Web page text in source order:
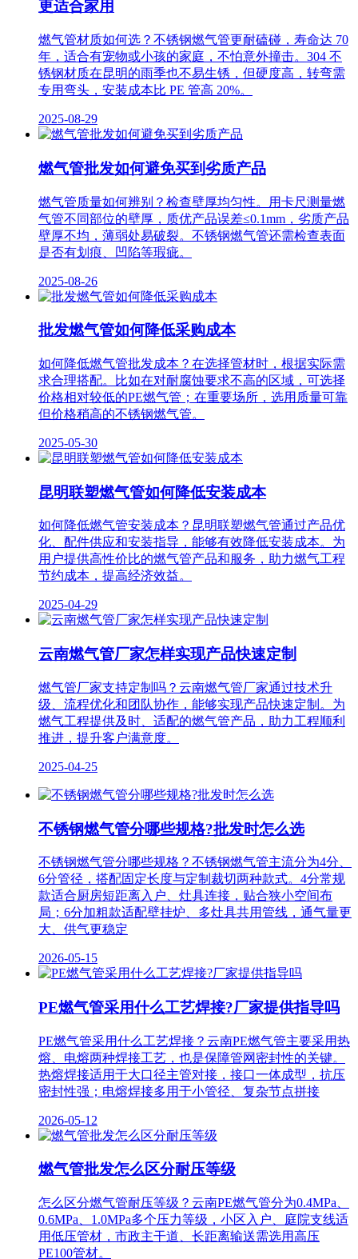
更适合家用
燃气管材质如何选？不锈钢燃气管更耐磕碰，寿命达 70
年，适合有宠物或小孩的家庭，不怕意外撞击。304 不
锈钢材质在昆明的雨季也不易生锈，但硬度高，转弯需
专用弯头，安装成本比 PE 管高 20%。
2025-08-29
燃气管批发如何避免买到劣质产品
燃气管质量如何辨别？检查壁厚均匀性。用卡尺测量燃
气管不同部位的壁厚，质优产品误差≤0.1mm，劣质产品
壁厚不均，薄弱处易破裂。不锈钢燃气管还需检查表面
是否有划痕、凹陷等瑕疵。
2025-08-26
批发燃气管如何降低采购成本
如何降低燃气管批发成本？在选择管材时，根据实际需
求合理搭配。比如在对耐腐蚀要求不高的区域，可选择
价格相对较低的PE燃气管；在重要场所，选用质量可靠
但价格稍高的不锈钢燃气管。
2025-05-30
昆明联塑燃气管如何降低安装成本
如何降低燃气管安装成本？昆明联塑燃气管通过产品优
化、配件供应和安装指导，能够有效降低安装成本。为
用户提供高性价比的燃气管产品和服务，助力燃气工程
节约成本，提高经济效益。
2025-04-29
云南燃气管厂家怎样实现产品快速定制
燃气管厂家支持定制吗？云南燃气管厂家通过技术升
级、流程优化和团队协作，能够实现产品快速定制。为
燃气工程提供及时、适配的燃气管产品，助力工程顺利
推进，提升客户满意度。
2025-04-25
不锈钢燃气管分哪些规格?批发时怎么选
不锈钢燃气管分哪些规格？不锈钢燃气管主流分为4分、
6分管径，搭配固定长度与定制裁切两种款式。4分常规
款适合厨房短距离入户、灶具连接，贴合狭小空间布
局；6分加粗款适配壁挂炉、多灶具共用管线，通气量更
大、供气更稳定
2026-05-15
PE燃气管采用什么工艺焊接?厂家提供指导吗
PE燃气管采用什么工艺焊接？云南PE燃气管主要采用热
熔、电熔两种焊接工艺，也是保障管网密封性的关键。
热熔焊接适用于大口径主管对接，接口一体成型，抗压
密封性强；电熔焊接多用于小管径、复杂节点拼接
2026-05-12
燃气管批发怎么区分耐压等级
怎么区分燃气管耐压等级？云南PE燃气管分为0.4MPa、
0.6MPa、1.0MPa多个压力等级，小区入户、庭院支线适
用低压管材，市政主干道、长距离输送需选用高压
PE100管材。